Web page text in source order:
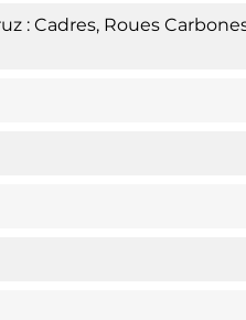
: Cadres, Roues